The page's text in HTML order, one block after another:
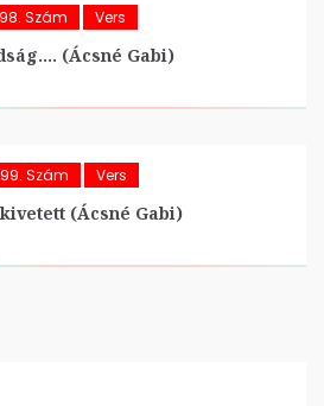
Szám Vers
(Ácsné Gabi)
Szám Vers
(Ácsné Gabi)